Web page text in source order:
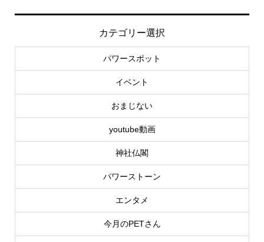
カテゴリー選択
パワースポット
イベント
おまじない
youtube動画
神社仏閣
パワーストーン
エンタメ
今月のPETさん